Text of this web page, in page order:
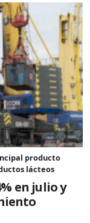
producto
lácteos
en julio y